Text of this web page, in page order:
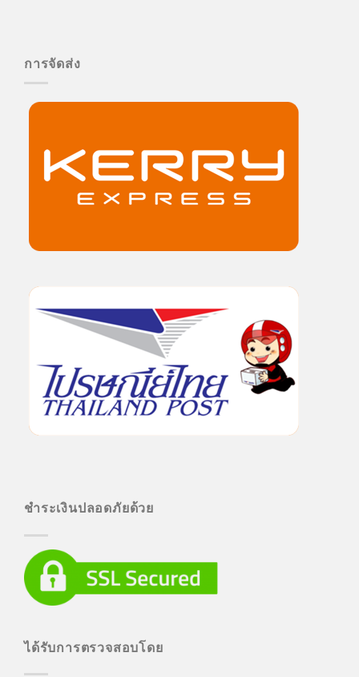
การจัดส่ง
ชำระเงินปลอดภัยด้วย
ได้รับการตรวจสอบโดย